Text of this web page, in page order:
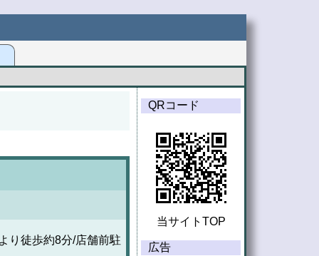
り徒歩約8分/店舗前駐
QRコード
当サイトTOP
広告